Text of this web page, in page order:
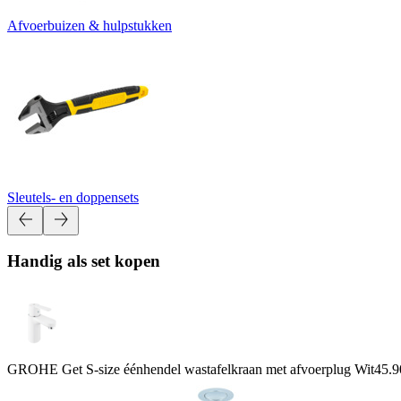
Afvoerbuizen & hulpstukken
Sleutels- en doppensets
Handig als set kopen
GROHE Get S-size éénhendel wastafelkraan met afvoerplug Wit